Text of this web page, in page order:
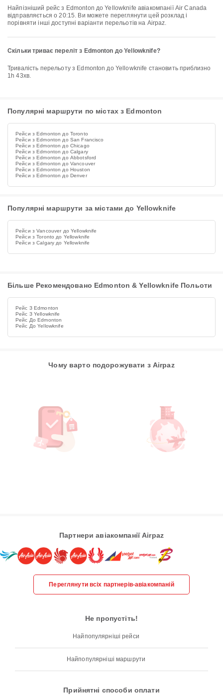
Найпізніший рейс з Edmonton до Yellowknife авіакомпанії Air Canada
відправляється о 20:15. Ви можете переглянути цей розклад і
порівняти інші доступні варіанти перельотів на Airpaz.
Скільки триває переліт з Edmonton до Yellowknife?
Тривалість перельоту з Edmonton до Yellowknife становить приблизно
1h 43хв.
Популярні маршрути по містах з Edmonton
Рейси з Edmonton до Toronto
Рейси з Edmonton до San Francisco
Рейси з Edmonton до Chicago
Рейси з Edmonton до Calgary
Рейси з Edmonton до Abbotsford
Рейси з Edmonton до Vancouver
Рейси з Edmonton до Houston
Рейси з Edmonton до Denver
Популярні маршрути за містами до Yellowknife
Рейси з Vancouver до Yellowknife
Рейси з Toronto до Yellowknife
Рейси з Calgary до Yellowknife
Більше Рекомендовано Edmonton & Yellowknife Польоти
Рейс З Edmonton
Рейс З Yellowknife
Рейс До Edmonton
Рейс До Yellowknife
Чому варто подорожувати з Airpaz
Партнери авіакомпанії Airpaz
Переглянути всіх партнерів-авіакомпаній
Не пропустіть!
Найпопулярніші рейси
Найпопулярніші маршрути
Прийнятні способи оплати